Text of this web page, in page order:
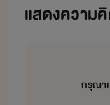
📌 นิยายของไรท์อิษสราไม่เน้น
ติดตามข่าวหรือพูดคุยกับไรท์ไ
แสดงความ
กรุณา